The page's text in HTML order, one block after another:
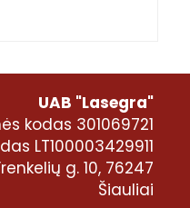
UAB "Lasegra"
kodas 301069721
LT100003429911
g. 10, 76247
Šiauliai